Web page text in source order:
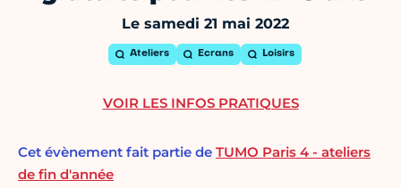
Le samedi 21 mai 2022
Ateliers Ecrans Loisirs
Cet évènement fait partie de TUMO Paris 4 - ateliers
de fin d'année
VOIR LES INFOS PRATIQUES